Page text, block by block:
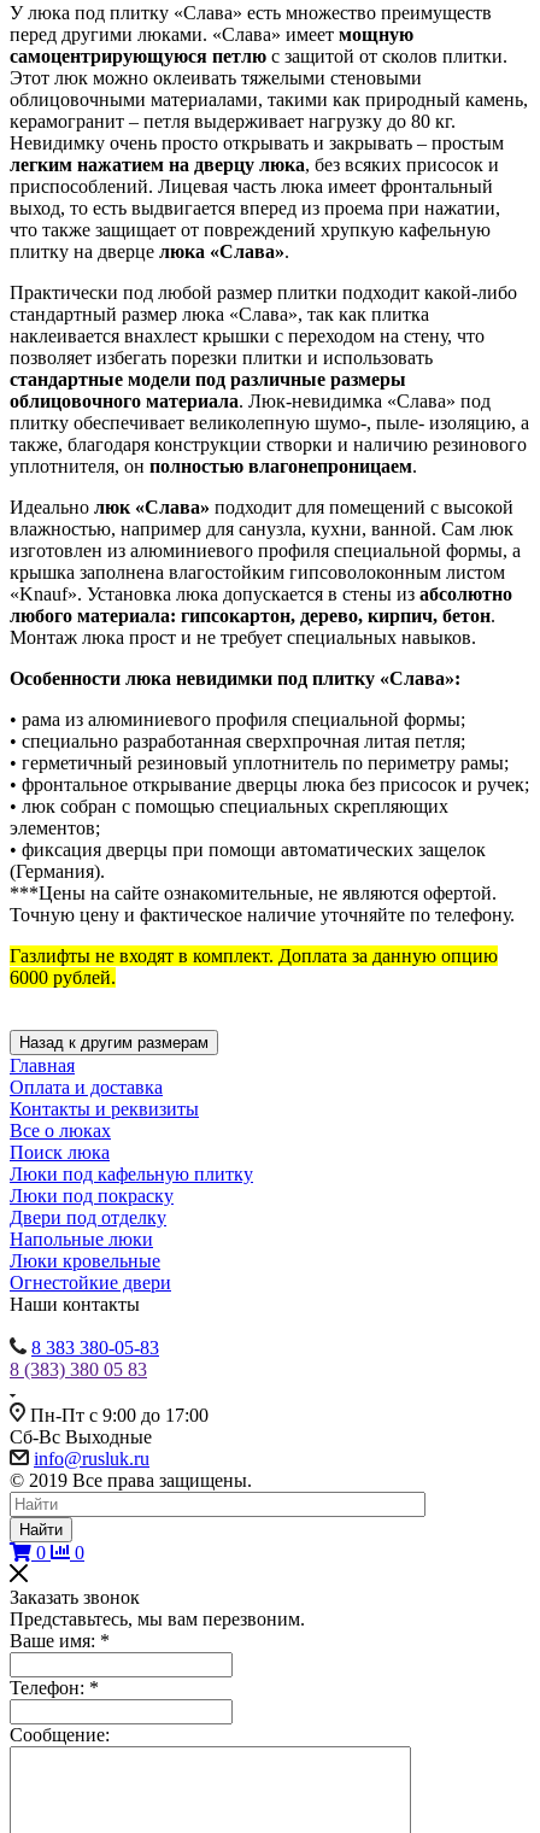
У люка под плитку «Слава» есть множество преимуществ
перед другими люками. «Слава» имеет мощную
самоцентрирующуюся петлю с защитой от сколов плитки.
Этот люк можно оклеивать тяжелыми стеновыми
облицовочными материалами, такими как природный камень,
керамогранит – петля выдерживает нагрузку до 80 кг.
Невидимку очень просто открывать и закрывать – простым
легким нажатием на дверцу люка, без всяких присосок и
приспособлений. Лицевая часть люка имеет фронтальный
выход, то есть выдвигается вперед из проема при нажатии,
что также защищает от повреждений хрупкую кафельную
плитку на дверце люка «Слава».
Практически под любой размер плитки подходит какой-либо
стандартный размер люка «Слава», так как плитка
наклеивается внахлест крышки с переходом на стену, что
позволяет избегать порезки плитки и использовать
стандартные модели под различные размеры
облицовочного материала. Люк-невидимка «Слава» под
плитку обеспечивает великолепную шумо-, пыле- изоляцию, а
также, благодаря конструкции створки и наличию резинового
уплотнителя, он полностью влагонепроницаем.
Идеально люк «Слава» подходит для помещений с высокой
влажностью, например для санузла, кухни, ванной. Сам люк
изготовлен из алюминиевого профиля специальной формы, а
крышка заполнена влагостойким гипсоволоконным листом
«Knauf». Установка люка допускается в стены из абсолютно
любого материала: гипсокартон, дерево, кирпич, бетон.
Монтаж люка прост и не требует специальных навыков.
Особенности люка невидимки под плитку «Слава»:
• рама из алюминиевого профиля специальной формы;
• специально разработанная сверхпрочная литая петля;
• герметичный резиновый уплотнитель по периметру рамы;
• фронтальное открывание дверцы люка без присосок и ручек;
• люк собран с помощью специальных скрепляющих
элементов;
• фиксация дверцы при помощи автоматических защелок
(Германия).
***Цены на сайте ознакомительные, не являются офертой.
Точную цену и фактическое наличие уточняйте по телефону.
Газлифты не входят в комплект. Доплата за данную опцию
6000 рублей.
Главная
Оплата и доставка
Контакты и реквизиты
Все о люках
Поиск люка
Люки под кафельную плитку
Люки под покраску
Двери под отделку
Напольные люки
Люки кровельные
Огнестойкие двери
Наши контакты
8 383 380-05-83
8 (383) 380 05 83
Пн-Пт с 9:00 до 17:00
Сб-Вс Выходные
info@rusluk.ru
© 2019 Все права защищены.
Найти
0 0
Заказать звонок
Представьтесь, мы вам перезвоним.
Ваше имя: *
Телефон: *
Сообщение: